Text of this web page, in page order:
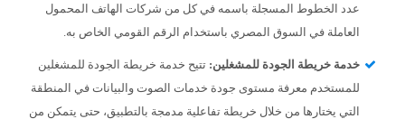
عدد الخطوط المسجلة باسمه في كل من شركات الهاتف المحمول
العاملة في السوق المصري باستخدام الرقم القومي الخاص به.
خدمة خريطة الجودة للمشغلين: تتيح خدمة خريطة الجودة للمشغلين
للمستخدم معرفة مستوى جودة خدمات الصوت والبيانات في المنطقة
التي يختارها من خلال خريطة تفاعلية مدمجة بالتطبيق، حتى يتمكن من